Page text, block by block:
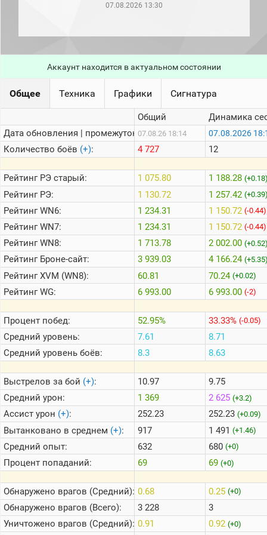
месяц)
(за
Топ
1000
Кланы
Статистика
стримеров
Информация
Онлайн
Цветовая
шкала
Теlegram
ВК
Портал
Мира
Танков
07.08.2026 13:30
Аккаунт находится в актуальном состоянии
Общее Техника Графики Сигнатура
Дата обновления | промежуток:
Количество боёв (+):
РейтингРЭ старый:
РейтингРЭ:
РейтингWN6:
РейтингWN7:
РейтингWN8:
РейтингБроне-сайт:
РейтингXVM (WN8):
РейтингWG:
Процент побед:
Средний уровень:
Средний уровень боёв:
Выстрелов за бой (+):
Средний урон:
Ассист урон (+):
Вытанковано в среднем (+):
Средний опыт:
Процент попаданий:
Обнаружено врагов (Средний):
Обнаружено врагов (Всего):
Уничтожено врагов (Средний):
Общий
07.08.26 18:14
4 727
1 075.80
1 130.72
1 234.31
1 234.31
1 713.78
3 939.03
60.81
6 993.00
52.95%
7.61
8.3
10.97
1 369
252.23
917
632
69
0.68
3 228
0.91
Динамика
07.08.2026
12
1 188.28
1 257.42
1 150.72 (-0.44)
1 150.72 (-0.44)
2 002.00
4 166.24
70.24 (+0.02)
6 993.00 (-2)
33.33% (-0.05)
8.71
8.63
9.75
2 625 (+3.2)
252.23 (+0.09)
1 491 (+1.46)
680 (+0)
69 (+0)
0.25 (+0)
3
0.92 (+0)